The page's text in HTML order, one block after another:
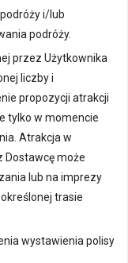
i/lub
podróży.
przez Użytkownika
liczby i
propozycji atrakcji
tylko w momencie
Atrakcja w
Dostawcę może
lub na imprezy
trasie
wystawienia polisy